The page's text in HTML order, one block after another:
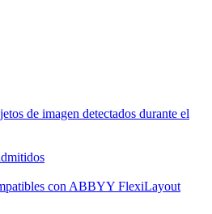
de imagen detectados durante el
con ABBYY FlexiLayout